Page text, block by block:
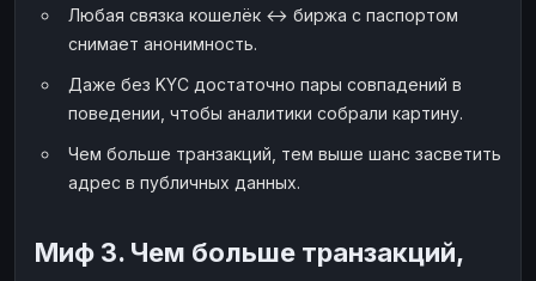
Любая связка кошелёк ↔ биржа с паспортом
снимает анонимность.
Даже без KYC достаточно пары совпадений в
поведении, чтобы аналитики собрали картину.
Чем больше транзакций, тем выше шанс засветить
адрес в публичных данных.
Миф 3. Чем больше транзакций,